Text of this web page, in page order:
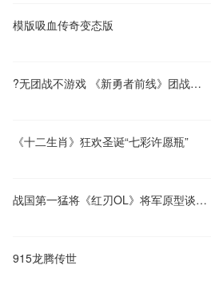
模版吸血传奇变态版
?无团战不游戏 《新勇者前线》团战玩法曝光
《十二生肖》狂欢圣诞“七彩许愿瓶”
战国第一猛将《红刃OL》将军原型谈之本多忠胜
915龙腾传世